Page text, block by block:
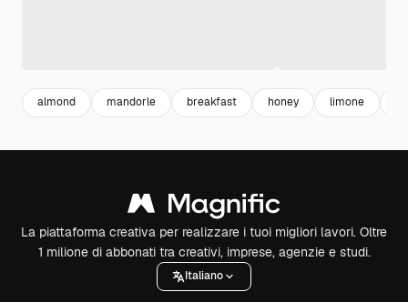
almond mandorle breakfast honey limone
La piattaforma creativa per realizzare i tuoi migliori lavori. Oltre
1 milione di abbonati tra creativi, imprese, agenzie e studi.
Italiano